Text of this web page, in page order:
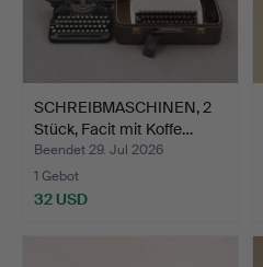
SCHREIBMASCHINEN, 2
Stück, Facit mit Koffe…
Beendet 29. Jul 2026
1 Gebot
32 USD